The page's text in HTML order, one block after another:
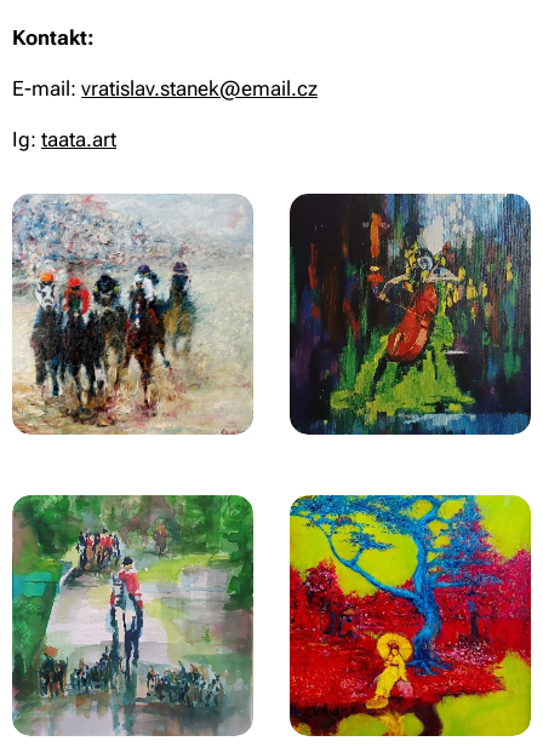
Kontakt:
E-mail: vratislav.stanek@email.cz
Ig: taata.art